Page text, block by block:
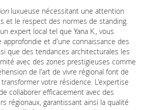
luxueuse nécessitant une attention
et le respect des normes de standing.
expert local tel que Yana K., vous
et d'une connaissance des
que des tendances architecturales les
avec des zones prestigieuses comme
de l'art de vivre régional font de
transformer votre résidence. L'expertise
collaborer efficacement avec des
régionaux, garantissant ainsi la qualité